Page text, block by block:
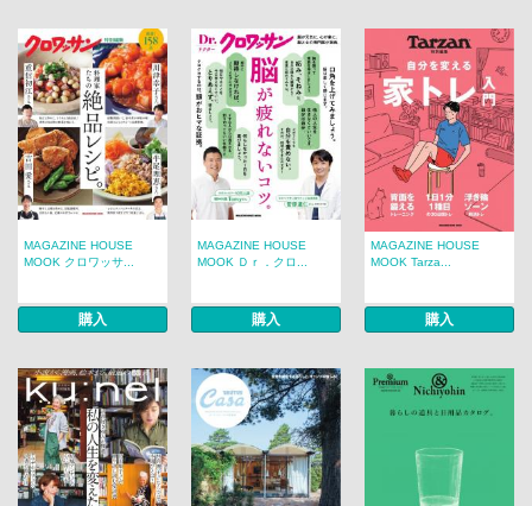
MAGAZINE HOUSE
MOOK クロワッサ...
購入
MAGAZINE HOUSE
MOOK Ｄｒ．クロ...
購入
MAGAZINE HOUSE
MOOK Tarza...
購入